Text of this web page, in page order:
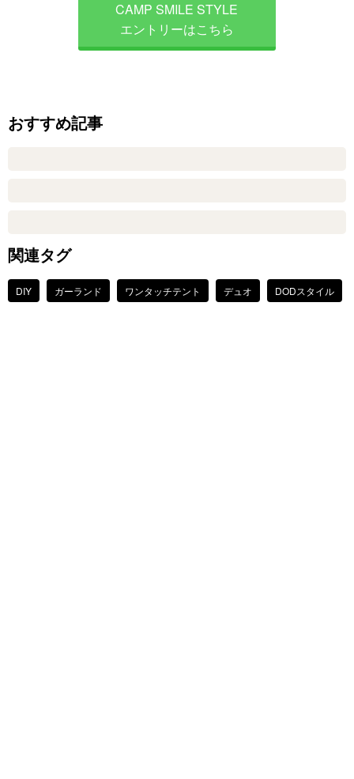
CAMP SMILE STYLE
エントリーはこちら
おすすめ記事
関連タグ
DIY ガーランド ワンタッチテント デュオ DODスタイル